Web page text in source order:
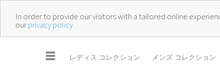
In order to provide our visitors with a tailored online
ourprivacy policy.
☰ レディス コレクション メンズ コレクション